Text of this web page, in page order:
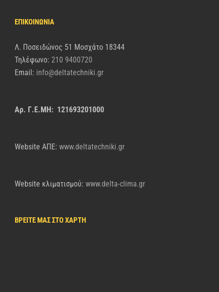
ΕΠΙΚΟΙΝΩΝΙΑ
Λ. Ποσειδώνος 51 Μοσχάτο 18344
Τηλέφωνο: 210 9400720
Email: info@deltatechniki.gr
Αρ. Γ.Ε.ΜΗ: 121693201000
Website AΠΕ: www.deltatechniki.gr
Website κλιματισμού: www.delta-clima.gr
ΒΡΕΙΤΕ ΜΑΣ ΣΤΟ ΧΑΡΤΗ